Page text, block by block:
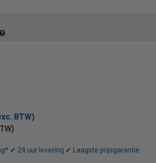
BTW)
✔ 24 uur levering ✔ Laagste prijsgarantie